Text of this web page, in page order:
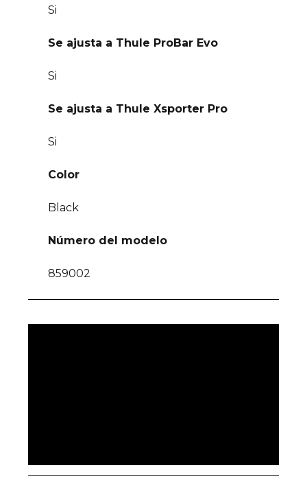
Si
Se ajusta a Thule ProBar Evo
Si
Se ajusta a Thule Xsporter Pro
Si
Color
Black
Número del modelo
859002